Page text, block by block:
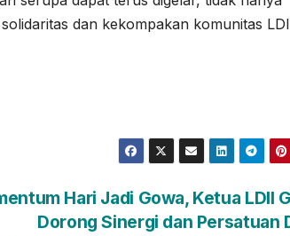
dan kekompakan komunitas
Hari Jadi Gowa, Ketua LDII
Dorong Sinergi dan Persatuan